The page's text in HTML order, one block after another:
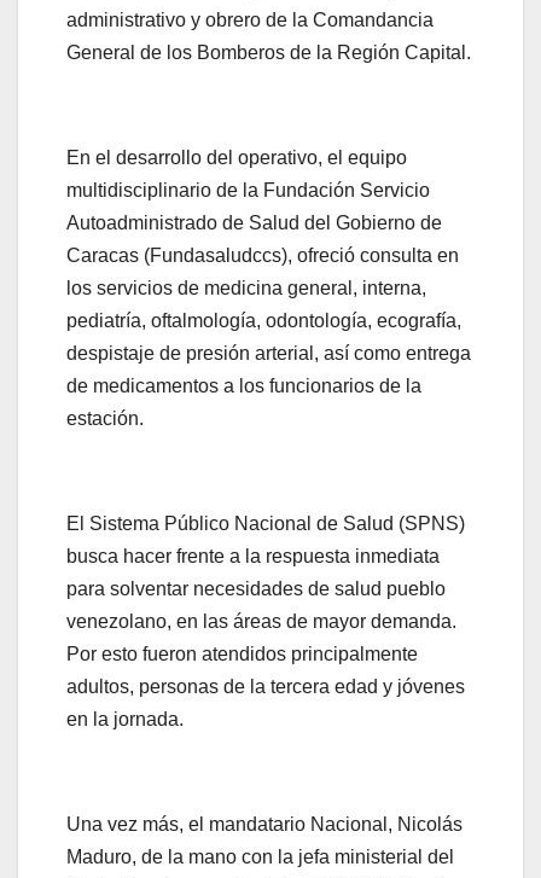
administrativo y obrero de la Comandancia
General de los Bomberos de la Región Capital.
En el desarrollo del operativo, el equipo
multidisciplinario de la Fundación Servicio
Autoadministrado de Salud del Gobierno de
Caracas (Fundasaludccs), ofreció consulta en
los servicios de medicina general, interna,
pediatría, oftalmología, odontología, ecografía,
despistaje de presión arterial, así como entrega
de medicamentos a los funcionarios de la
estación.
El Sistema Público Nacional de Salud (SPNS)
busca hacer frente a la respuesta inmediata
para solventar necesidades de salud pueblo
venezolano, en las áreas de mayor demanda.
Por esto fueron atendidos principalmente
adultos, personas de la tercera edad y jóvenes
en la jornada.
Una vez más, el mandatario Nacional, Nicolás
Maduro, de la mano con la jefa ministerial del